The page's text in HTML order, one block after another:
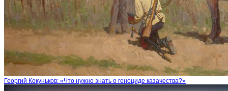
Георгий Кокуньков: «Что нужно знать о геноциде казачества?»